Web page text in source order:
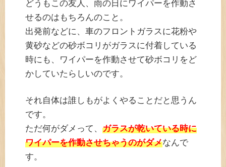
どうもこの友人、雨の日にワイパーを作動さ
せるのはもちろんのこと。
出発前などに、車のフロントガラスに花粉や
黄砂などの砂ボコリがガラスに付着している
時にも、ワイパーを作動させて砂ボコリをど
かしていたらしいのです。
それ自体は誰しもがよくやることだと思うん
です。
ただ何がダメって、 ガラスが乾いている時に
ワイパーを作動させちゃうのがダメなんで
す。